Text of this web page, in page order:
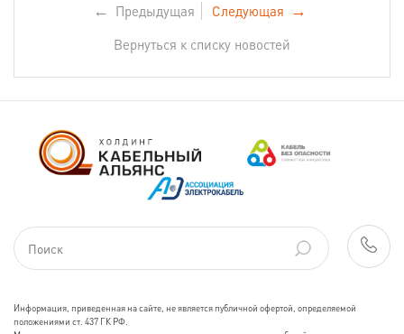
← Предыдущая Следующая →
Вернуться к списку новостей
Информация, приведенная на сайте, не является публичной офертой, определяемой
положениями ст. 437 ГК РФ.